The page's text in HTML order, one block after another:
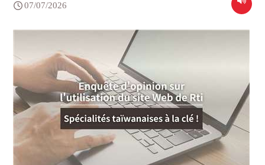
07/07/2026